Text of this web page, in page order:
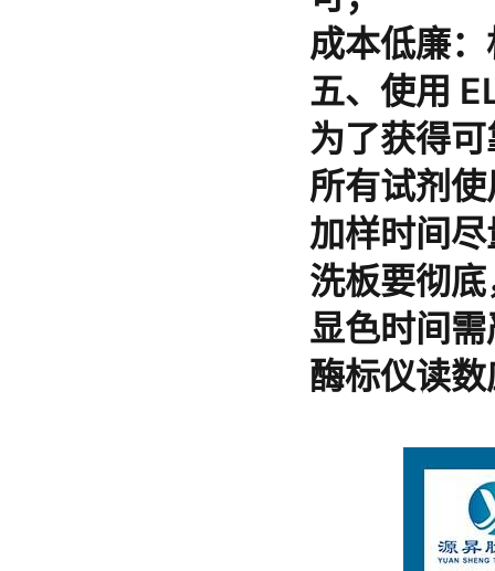
成本低廉：
五、使用
为了获得
所有试剂
加样时间
洗板要彻
显色时间
酶标仪读